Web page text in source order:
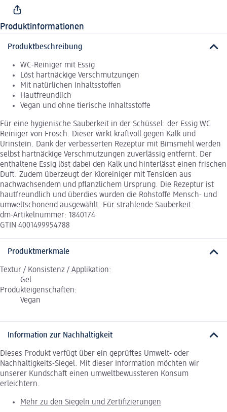
Produktinformationen
Produktbeschreibung
WC-Reiniger mit Essig
Löst hartnäckige Verschmutzungen
Mit natürlichen Inhaltsstoffen
Hautfreundlich
Vegan und ohne tierische Inhaltsstoffe
Für eine hygienische Sauberkeit in der Schüssel: der Essig WC
Reiniger von Frosch. Dieser wirkt kraftvoll gegen Kalk und
Urinstein. Dank der verbesserten Rezeptur mit Bimsmehl werden
selbst hartnäckige Verschmutzungen zuverlässig entfernt. Der
enthaltene Essig löst dabei den Kalk und hinterlässt einen frischen
Duft. Zudem überzeugt der Kloreiniger mit Tensiden aus
nachwachsendem und pflanzlichem Ursprung. Die Rezeptur ist
hautfreundlich und überdies wurden die Rohstoffe Mensch- und
umweltschonend ausgewählt. Für strahlende Sauberkeit.
dm-Artikelnummer: 1840174
GTIN 4001499954788
Produktmerkmale
Textur / Konsistenz / Applikation:
Gel
Produkteigenschaften:
Vegan
Information zur Nachhaltigkeit
Dieses Produkt verfügt über ein geprüftes Umwelt- oder
Nachhaltigkeits-Siegel. Mit dieser Information möchten wir
unserer Kundschaft einen umweltbewussteren Konsum
erleichtern.
Mehr zu den Siegeln und Zertifizierungen